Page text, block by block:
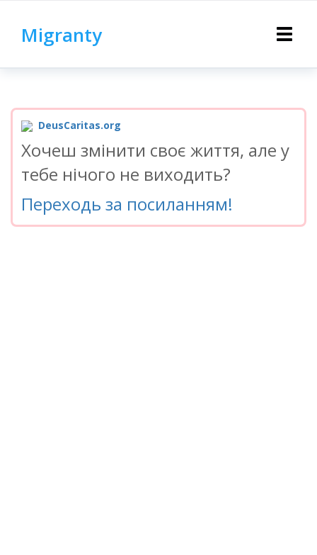
Toggle
Migranty
DeusCaritas.org
Хочеш змінити своє життя, але у
тебе нічого не виходить?
Переходь за посиланням!